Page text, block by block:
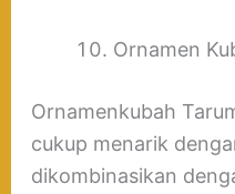
Ornamen
Ornamenkubah
cukup menarik
dikombinasikan